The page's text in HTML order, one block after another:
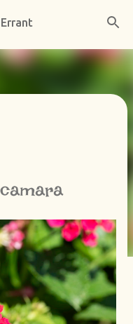
principal